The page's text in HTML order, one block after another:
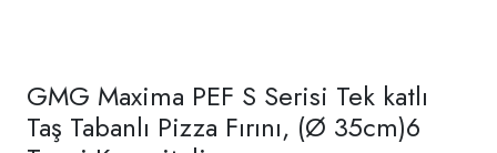
GMG Maxima PEF S Serisi Tek katlı
Taş Tabanlı Pizza Fırını, (Ø 35cm)6